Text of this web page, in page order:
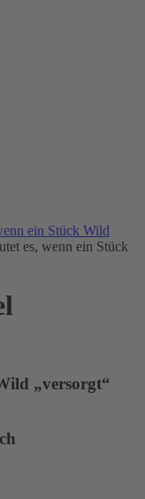
ein Stück Wild
es, wenn ein Stück
„versorgt“